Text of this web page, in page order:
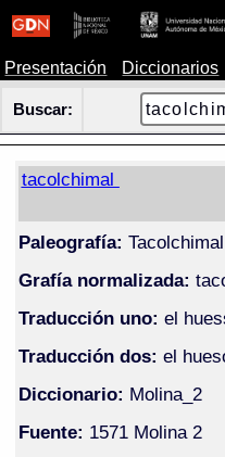
Presentación Diccionarios
Buscar:
tacolchimal
Paleografía: Tacolchimal
Grafía normalizada:
Traducción uno: el
Traducción dos: el
Diccionario: Molina_2
Fuente: 1571 Molina 2